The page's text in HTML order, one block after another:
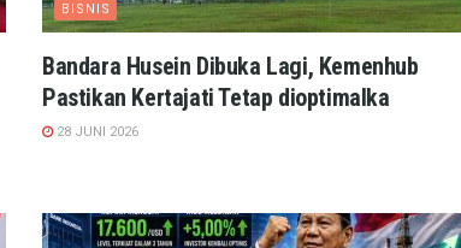
BISNIS
Bandara Husein Dibuka Lagi, Kemenhub
Pastikan Kertajati Tetap dioptimalka
28 JUNI 2026